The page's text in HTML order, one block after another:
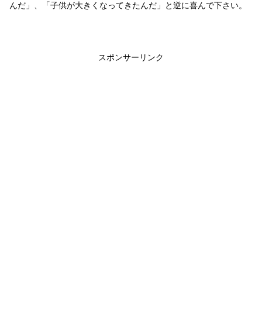
んだ」、「子供が大きくなってきたんだ」と逆に喜んで下さい。
スポンサーリンク